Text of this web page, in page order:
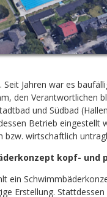
Jahren war es
den Verantwortlichen
und Südbad
Betrieb eingestellt
wirtschaftlich
kopf- und
ein
Erstellung.